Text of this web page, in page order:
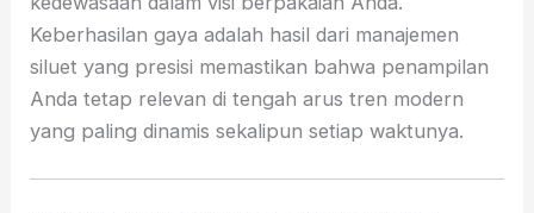
Keberhasilan gaya adalah hasil dari manajemen
siluet yang presisi memastikan bahwa penampilan
Anda tetap relevan di tengah arus tren modern
yang paling dinamis sekalipun setiap waktunya.